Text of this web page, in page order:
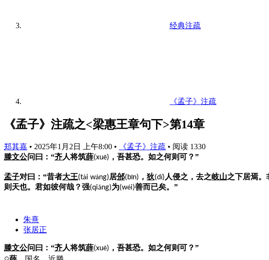
经典注疏
《孟子》注疏
《孟子》注疏之<梁惠王章句下>第14章
郑其嘉 • 2025年1月2日 上午8:00 • 《孟子》注疏 • 阅读 1330
滕文公问曰：“齐人将筑薛(xuē) ，吾甚恐。如之何则可？”
孟子对曰：“昔者大王(tài wáng)居邠(bīn) ， 狄(dí) 人侵之，去之岐山之下居焉。
则天也。君如彼何哉？强(qiǎng)为(wéi)善而已矣。”
朱熹
张居正
滕文公问曰：“齐人将筑薛(xuē) ，吾甚恐。如之何则可？”